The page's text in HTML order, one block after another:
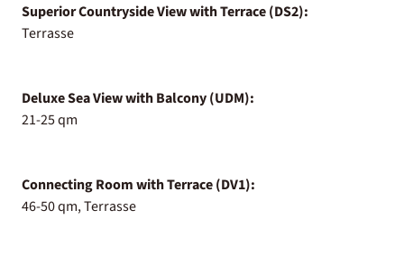
Superior Countryside View with Terrace (DS2):
Terrasse
Deluxe Sea View with Balcony (UDM):
21-25 qm
Connecting Room with Terrace (DV1):
46-50 qm, Terrasse